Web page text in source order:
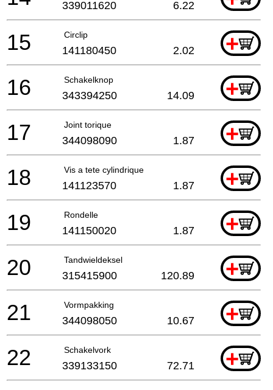
339011620 6.22
Circlip +
15 141180450 2.02
Schakelknop +
16 343394250 14.09
Joint torique +
17 344098090 1.87
Vis a tete cylindrique +
18 141123570 1.87
Rondelle +
19 141150020 1.87
Tandwieldeksel +
20 315415900 120.89
Vormpakking +
21 344098050 10.67
Schakelvork +
22 339133150 72.71